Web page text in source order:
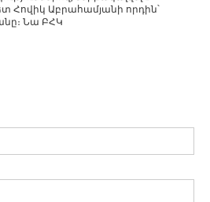
Հովիկ Աբրահամյանի որդին՝
Նա ԲՀԿ